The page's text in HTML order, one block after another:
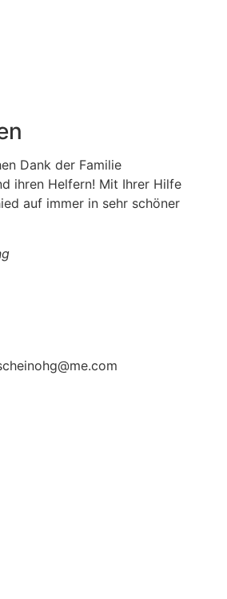
Dank der Familie
ihren Helfern! Mit Ihrer Hilfe
auf immer in sehr schöner